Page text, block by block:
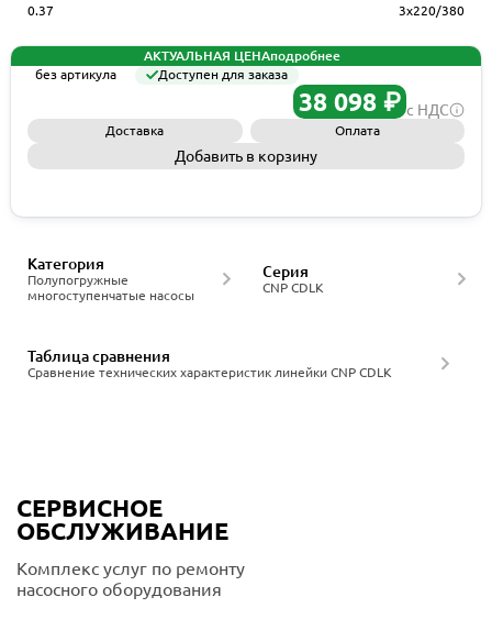
0.37
3x220/380
АКТУАЛЬНАЯ ЦЕНАподробнее
без артикула
Доступен для заказа
38 098 ₽ с НДС
Доставка Оплата
Добавить в корзину
Полупогружные
многоступенчатые насосы
Категория
CNP CDLK
Серия
Сравнение технических характеристик линейки CNP CDLK
Таблица сравнения
СЕРВИСНОЕ
ОБСЛУЖИВАНИЕ
Комплекс услуг по ремонту
насосного оборудования